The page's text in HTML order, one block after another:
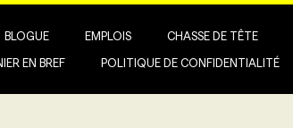
BLOGUE EMPLOIS CHASSE DE TÊTE
EN BREF POLITIQUE DE CONFIDENTIALITÉ